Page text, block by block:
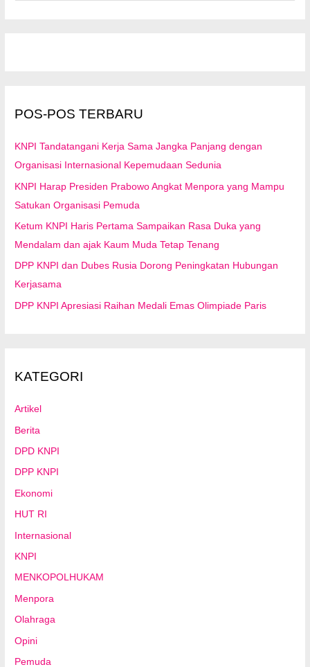
kPOS-POS TERBARU
KNPI Tandatangani Kerja Sama Jangka Panjang dengan
Organisasi Internasional Kepemudaan Sedunia
KNPI Harap Presiden Prabowo Angkat Menpora yang Mampu
Satukan Organisasi Pemuda
Ketum KNPI Haris Pertama Sampaikan Rasa Duka yang
Mendalam dan ajak Kaum Muda Tetap Tenang
DPP KNPI dan Dubes Rusia Dorong Peningkatan Hubungan
Kerjasama
DPP KNPI Apresiasi Raihan Medali Emas Olimpiade Paris
KATEGORI
Artikel
Berita
DPD KNPI
DPP KNPI
Ekonomi
HUT RI
Internasional
KNPI
MENKOPOLHUKAM
Menpora
Olahraga
Opini
Pemuda